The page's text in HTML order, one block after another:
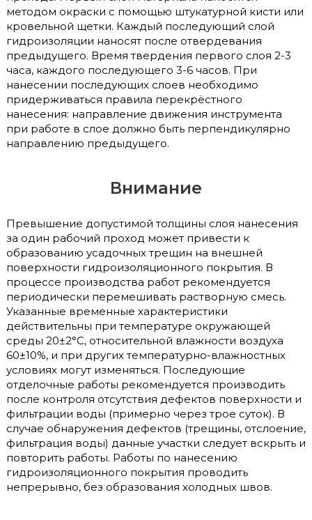
методом окраски с помощью штукатурной кисти или
кровельной щетки. Каждый последующий слой
гидроизоляции наносят после отвердевания
предыдущего. Время твердения первого слоя 2-3
часа, каждого последующего 3-6 часов. При
нанесении последующих слоев необходимо
придерживаться правила перекрёстного
нанесения: направление движения инструмента
при работе в слое должно быть перпендикулярно
направлению предыдущего.
Внимание
Превышение допустимой толщины слоя нанесения
за один рабочий проход может привести к
образованию усадочных трещин на внешней
поверхности гидроизоляционного покрытия. В
процессе производства работ рекомендуется
периодически перемешивать растворную смесь.
Указанные временные характеристики
действительны при температуре окружающей
среды 20±2°С, относительной влажности воздуха
60±10%, и при других температурно-влажностных
условиях могут изменяться. Последующие
отделочные работы рекомендуется производить
после контроля отсутствия дефектов поверхности и
фильтрации воды (примерно через трое суток). В
случае обнаружения дефектов (трещины, отслоение,
фильтрация воды) данные участки следует вскрыть и
повторить работы. Работы по нанесению
гидроизоляционного покрытия проводить
непрерывно, без образования холодных швов.